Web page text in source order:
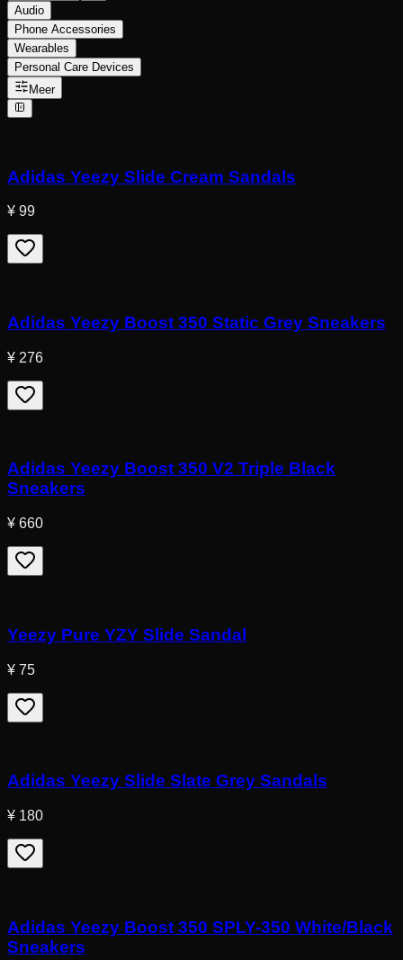
Audio
Phone Accessories
Wearables
Personal Care Devices
Meer
Adidas Yeezy Slide Cream Sandals
¥ 99
Adidas Yeezy Boost 350 Static Grey Sneakers
¥ 276
Adidas Yeezy Boost 350 V2 Triple Black
Sneakers
¥ 660
Yeezy Pure YZY Slide Sandal
¥ 75
Adidas Yeezy Slide Slate Grey Sandals
¥ 180
Adidas Yeezy Boost 350 SPLY-350 White/Black
Sneakers